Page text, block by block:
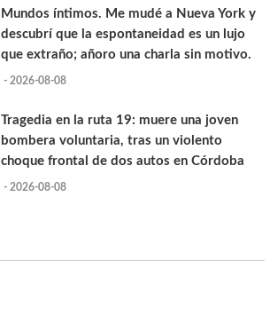
Mundos íntimos. Me mudé a Nueva York y
descubrí que la espontaneidad es un lujo
que extraño; añoro una charla sin motivo.
- 2026-08-08
Tragedia en la ruta 19: muere una joven
bombera voluntaria, tras un violento
choque frontal de dos autos en Córdoba
- 2026-08-08